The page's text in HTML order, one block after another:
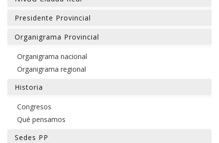
Presidente Provincial
Organigrama Provincial
Organigrama nacional
Organigrama regional
Historia
Congresos
Qué pensamos
Sedes PP